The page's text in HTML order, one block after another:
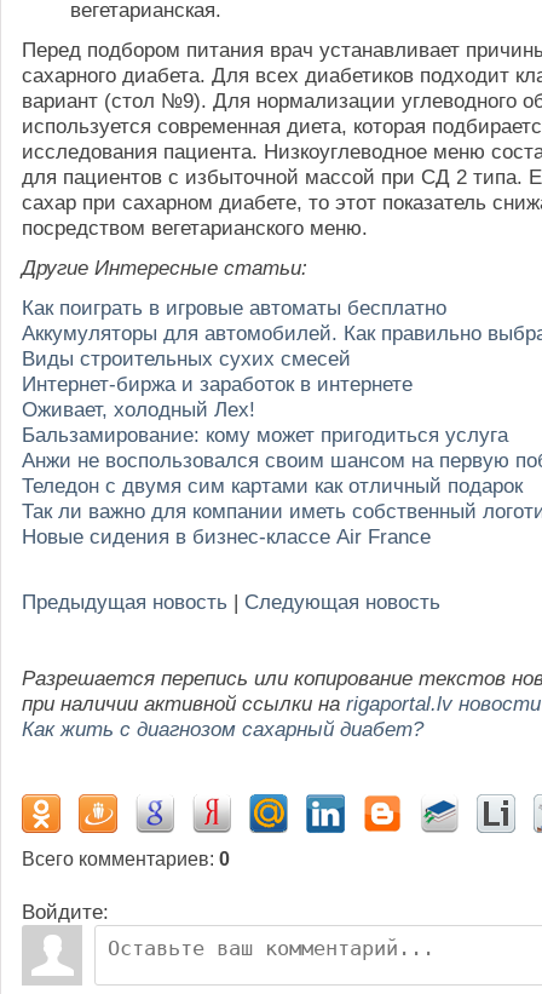
вегетарианская.
Перед подбором питания врач устанавливает
сахарного диабета. Для всех диабетиков подходит
вариант (стол №9). Для нормализации углеводного
используется современная диета, которая
исследования пациента. Низкоуглеводное меню
для пациентов с избыточной массой при СД 2 типа.
сахар при сахарном диабете, то этот показатель
посредством вегетарианского меню.
Другие Интересные статьи:
Как поиграть в игровые автоматы бесплатно
Аккумуляторы для автомобилей. Как правильно
Виды строительных сухих смесей
Интернет-биржа и заработок в интернете
Оживает, холодный Лех!
Бальзамирование: кому может пригодиться услуга
Анжи не воспользовался своим шансом на первую
Теледон с двумя сим картами как отличный подарок
Так ли важно для компании иметь собственный
Новые сидения в бизнес-классе Air France
Предыдущая новость | Следующая новость
Разрешается перепись или копирование текстов
при наличии активной ссылки на rigaportal.lv новости
Как жить с диагнозом сахарный диабет?
Всего комментариев: 0
Войдите: